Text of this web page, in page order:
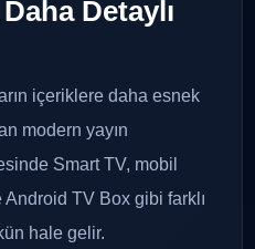
Detaylı
içeriklere daha esnek
modern yayın
Smart TV, mobil
TV Box gibi farklı
hale gelir.